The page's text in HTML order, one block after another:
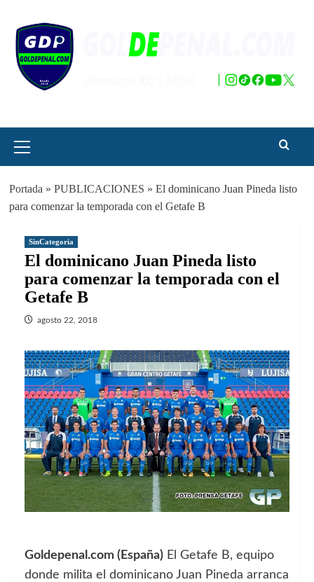
contenido
principal
Portada » PUBLICACIONES » El dominicano Juan Pineda listo
para comenzar la temporada con el Getafe B
SinCategoria
El dominicano Juan Pineda listo
para comenzar la temporada con el
Getafe B
agosto 22, 2018
Goldepenal.com (España) El Getafe B, equipo
donde milita el dominicano Juan Pineda arranca